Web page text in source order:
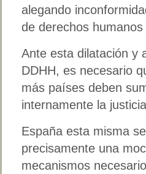
alegando
de derechos
Ante esta dilatación y
DDHH, es necesario
más países deben
internamente la
España esta misma
precisamente una
mecanismos